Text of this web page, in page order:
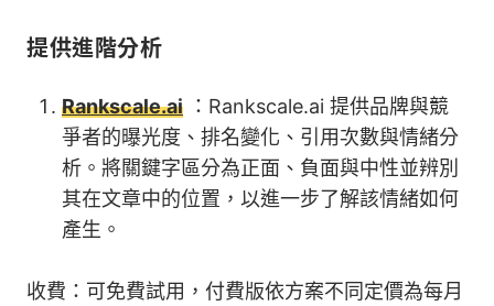
提供進階分析
Rankscale.ai ：Rankscale.ai 提供品牌與競
爭者的曝光度、排名變化、引用次數與情緒分
析。將關鍵字區分為正面、負面與中性並辨別
其在文章中的位置，以進一步了解該情緒如何
產生。
收費：可免費試用，付費版依方案不同定價為每月